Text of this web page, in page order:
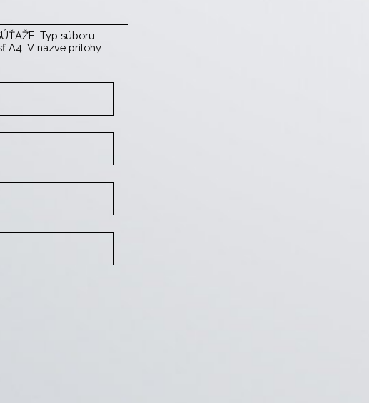
Typ súboru
A4. V názve prílohy
JPG, JPEG, PNG, PDF Musí byť kvalitný, ideálna veľkosť A4.